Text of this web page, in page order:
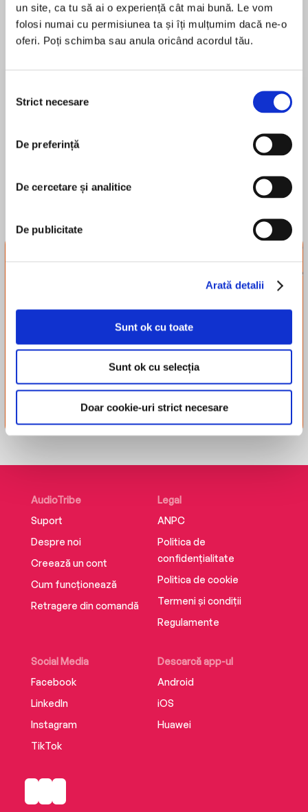
un site, ca tu să ai o experiență cât mai bună. Le vom
folosi numai cu permisiunea ta și îți mulțumim dacă ne-o
oferi. Poți schimba sau anula oricând acordul tău.
consimțământului
Strict necesare
De preferință
De cercetare și analitice
De publicitate
Arată detalii
Sunt ok cu toate
Sunt ok cu selecția
Doar cookie-uri strict necesare
Desprecarte
În acest moment nu există recenzii
AudioTribe
Suport
Despre noi
Creează un cont
Cum funcționează
Retragere din comandă
Social Media
Facebook
LinkedIn
Instagram
TikTok
Descarcă app-ul
Android
iOS
Huawei
Legal
ANPC
Politica de
confidențialitate
Politica de cookie
Termeni și condiții
Regulamente